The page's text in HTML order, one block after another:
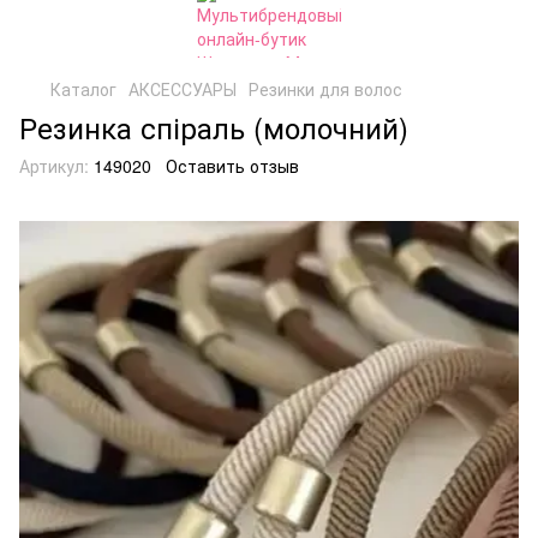
Каталог АКСЕССУАРЫ Резинки для волос
Резинка спіраль (молочний)
Артикул: 149020 Оставить отзыв